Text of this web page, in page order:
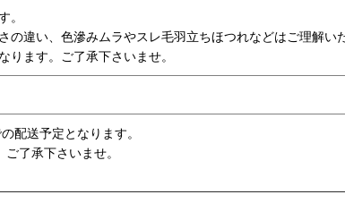
。
違い、色滲みムラやスレ毛羽立ちほつれなどはご理解い
ります。ご了承下さいませ。
配送予定となります。
了承下さいませ。